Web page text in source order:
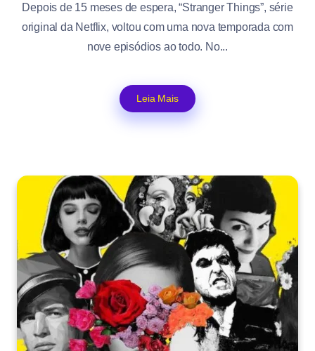
Depois de 15 meses de espera, “Stranger Things”, série
original da Netflix, voltou com uma nova temporada com
nove episódios ao todo. No...
Leia Mais